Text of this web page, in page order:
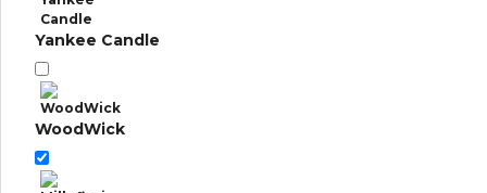
Yankee Candle
WoodWick